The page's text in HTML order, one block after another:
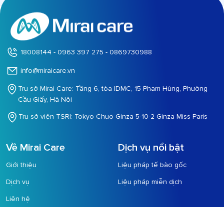
18008144 - 0963 397 275 - 0869730988
info@miraicare.vn
Trụ sở Mirai Care: Tầng 6, tòa IDMC, 15 Phạm Hùng, Phường
Cầu Giấy, Hà Nội
Trụ sở viện TSRI: Tokyo Chuo Ginza 5-10-2 Ginza Miss Paris
Về Mirai Care
Giới thiệu
Dịch vụ
Liên hệ
Dịch vụ nổi bật
Liệu pháp tế bào gốc
Liệu pháp miễn dịch